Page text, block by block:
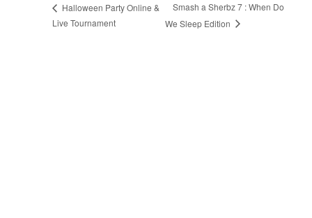
Halloween Party Online &
Live Tournament
Smash a Sherbz 7 : When Do
We Sleep Edition